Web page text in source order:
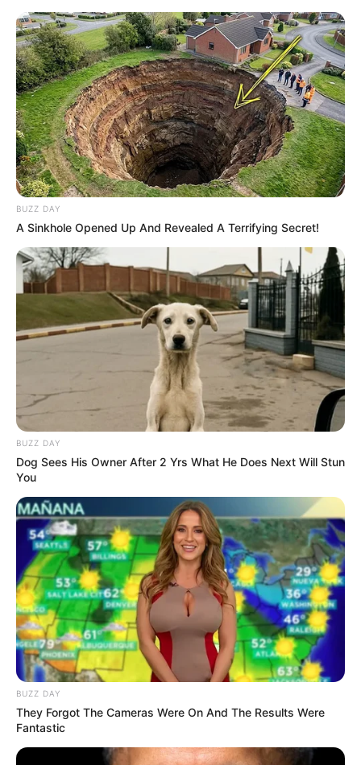
8 Kata Lucu Seputar Malam
Minggu ala Jomblo yang Bikin
Ngenes
10 Desain Kanopi Tempat
Tidur, Serasa Beristirahat di
Kamar Raja
Tampil Lebih Modern, 7 Potret
Hasil Renovasi Rumah Berusia
90 Tahun
BUZZ DAY
A Sinkhole Opened Up And Revealed A Terrifying Secret!
BUZZ DAY
Dog Sees His Owner After 2 Yrs What He Does Next Will Stun
You
BUZZ DAY
They Forgot The Cameras Were On And The Results Were
Fantastic